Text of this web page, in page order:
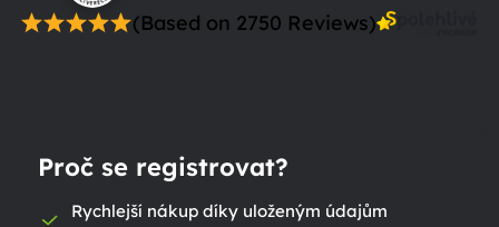
(Based on 2750 Reviews)
Proč se registrovat?
Rychlejší nákup díky uloženým údajům